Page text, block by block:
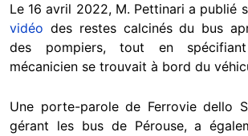
Le 16 avril 2022, M. Pettinari a publié
vidéo des restes calcinés du bus
des pompiers, tout en
mécanicien se trouvait à bord du
Une porte-parole de Ferrovie dello
gérant les bus de Pérouse, a